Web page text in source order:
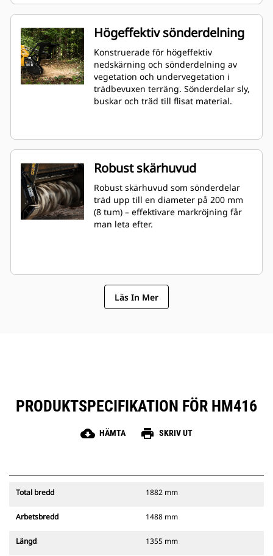
Högeffektiv sönderdelning
Konstruerade för högeffektiv
nedskärning och sönderdelning av
vegetation och undervegetation i
trädbevuxen terräng. Sönderdelar sly,
buskar och träd till flisat material.
Robust skärhuvud
Robust skärhuvud som sönderdelar
träd upp till en diameter på 200 mm
(8 tum) – effektivare markröjning får
man leta efter.
Läs In Mer
PRODUKTSPECIFIKATION FÖR HM416
cloud_download HÄMTA print SKRIV UT
Total bredd 1882 mm
Arbetsbredd 1488 mm
Längd 1355 mm